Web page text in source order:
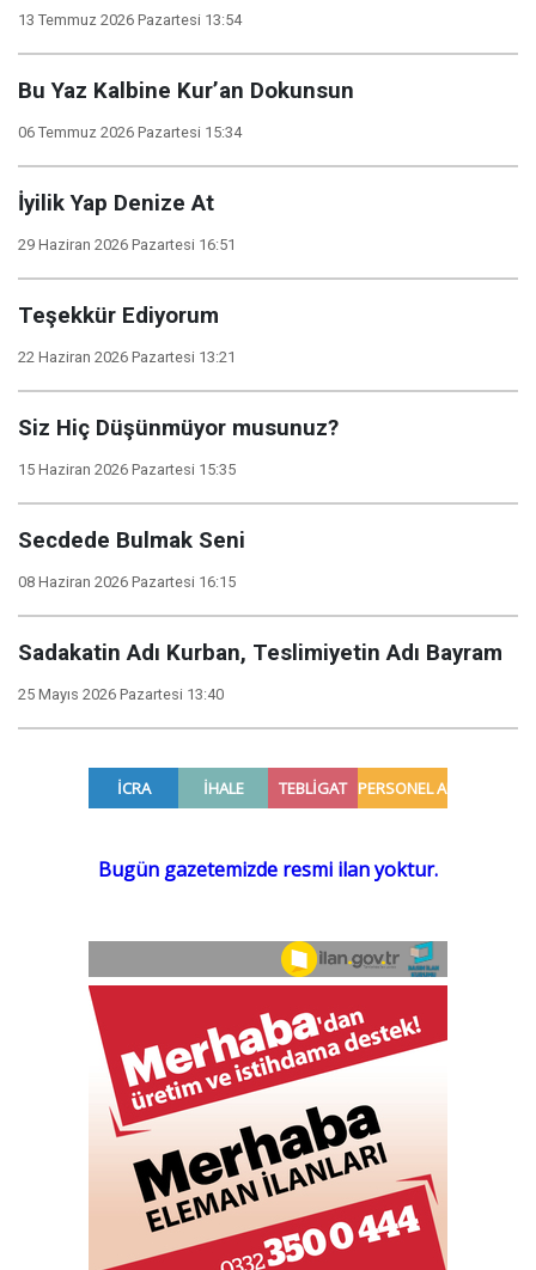
13 Temmuz 2026 Pazartesi 13:54
Bu Yaz Kalbine Kur’an Dokunsun
06 Temmuz 2026 Pazartesi 15:34
İyilik Yap Denize At
29 Haziran 2026 Pazartesi 16:51
Teşekkür Ediyorum
22 Haziran 2026 Pazartesi 13:21
Siz Hiç Düşünmüyor musunuz?
15 Haziran 2026 Pazartesi 15:35
Secdede Bulmak Seni
08 Haziran 2026 Pazartesi 16:15
Sadakatin Adı Kurban, Teslimiyetin Adı Bayram
25 Mayıs 2026 Pazartesi 13:40